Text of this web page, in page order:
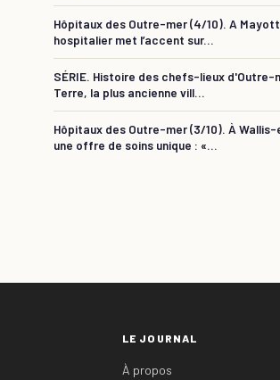
Hôpitaux des Outre-mer (4/10). A
hospitalier met l’accent sur...
SÉRIE. Histoire des chefs-lieux d'Outre-
Terre, la plus ancienne vill...
Hôpitaux des Outre-mer (3/10). À
une offre de soins unique : «...
LE JOURNAL
À propos